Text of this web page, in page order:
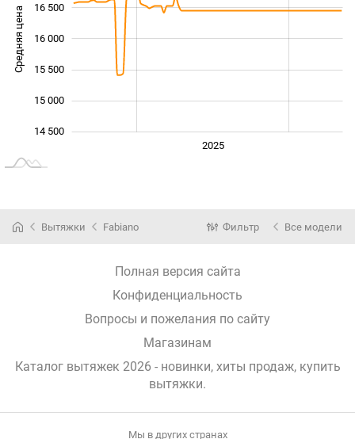
Средняя цена 14 500
14 500
15 000
15 500
16 000
16 500
2025
Вытяжки Fabiano Фильтр Все модели
Полная версия сайта
Конфиденциальность
Вопросы и пожелания по сайту
Магазинам
Каталог вытяжек 2026 - новинки, хиты продаж, купить
вытяжки.
Мы в других странах